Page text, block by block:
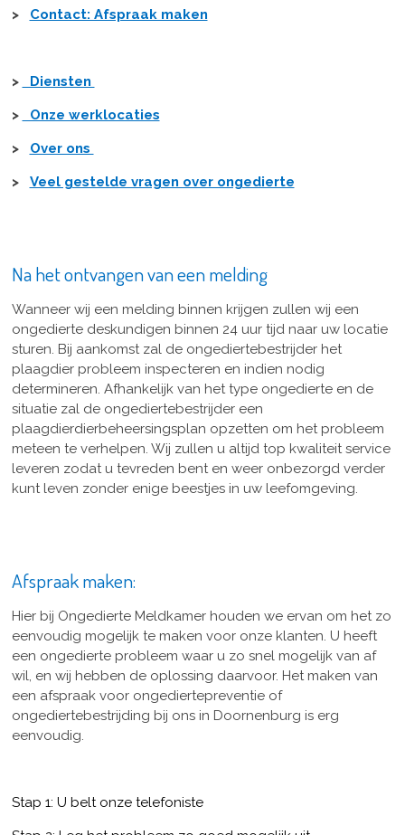
> Contact: Afspraak maken
> Diensten
> Onze werklocaties
> Over ons
> Veel gestelde vragen over ongedierte
Na het ontvangen van een melding
Wanneer wij een melding binnen krijgen zullen wij een
ongedierte deskundigen binnen 24 uur tijd naar uw locatie
sturen. Bij aankomst zal de ongediertebestrijder het
plaagdier probleem inspecteren en indien nodig
determineren. Afhankelijk van het type ongedierte en de
situatie zal de ongediertebestrijder een
plaagdierdierbeheersingsplan opzetten om het probleem
meteen te verhelpen. Wij zullen u altijd top kwaliteit service
leveren zodat u tevreden bent en weer onbezorgd verder
kunt leven zonder enige beestjes in uw leefomgeving.
Afspraak maken:
Hier bij Ongedierte Meldkamer houden we ervan om het zo
eenvoudig mogelijk te maken voor onze klanten. U heeft
een ongedierte probleem waar u zo snel mogelijk van af
wil, en wij hebben de oplossing daarvoor. Het maken van
een afspraak voor ongediertepreventie of
ongediertebestrijding bij ons in Doornenburg is erg
eenvoudig.
Stap 1: U belt onze telefoniste